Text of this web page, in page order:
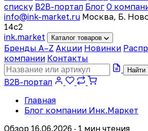
списку B2B-портал Блог О
info@ink-market.ru Москва, Б.
14с2
ink.market Каталог товаров
Бренды A–Z Акции Новинки
компании Контакты
Найти
B2B-портал
Главная
Блог компании Инк.Маркет
Обзор 16.06.2026 · 1 мин чтения